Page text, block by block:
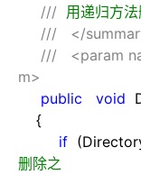
/// 用递归方
///
</
///
<param
m>
public
void
{
if
删除之